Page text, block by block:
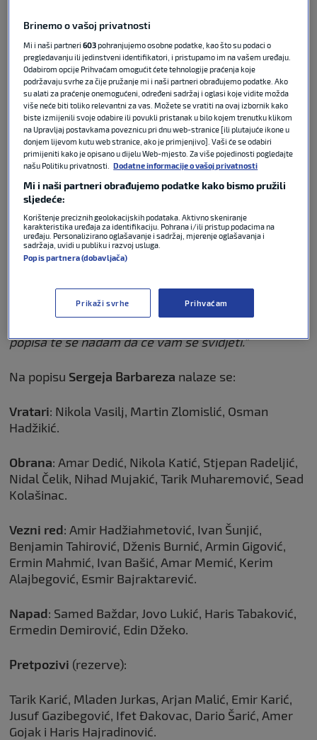
N1
Izbornik nogometne reprezentacije Bosne i
Hercegovine, Sergej Barbarez, objavio je popis
nogometaša na koje će računati na predstojećem
Svjetskom prvenstvu.
Prije same objave imena,Barbarezse obratio
medijima:
“Drago mi je što vas vidim, to je znak da se nešto
događa. Odabrali smo 26 nogometaša, uz
pretpozive. Bitno je da igrači budu svjesni situacije.
Pripreme ćemo početi s tih 26 igrača. Mnogo smo
razmišljali i u razgovorima s drugima zaključili da je
poslati kući i reći mu da nije među putnicima za SP,
zato smo ovu odluku donijeli odmah na početku.
popisa te se nadam da će vam se svidjeti.”
Na popisu Sergeja Barbareza nalaze se:
Vratari: Nikola Vasilj, Martin Zlomislić, Osman
Hadžikić.
Obrana: Amar Dedić, Nikola Katić, Stjepan Radeljić,
Nidal Čelik, Nihad Mujakić, Tarik Muharemović, Sead
Kolašinac.
Vezni red: Amir Hadžiahmetović, Ivan Šunjić,
Benjamin Tahirović, Dženis Burnić, Armin Gigović,
Ermin Mahmić, Ivan Bašić, Amar Memić, Kerim
Alajbegović, Esmir Bajraktarević.
Napad: Samed Baždar, Jovo Lukić, Haris Tabaković,
Ermedin Demirović, Edin Džeko.
Pretpozivi (rezerve):
Tarik Karić, Mladen Jurkas, Arjan Malić, Emir Karić,
Jusuf Gazibegović, Ifet Đakovac, Dario Šarić, Amer
Gojak i Haris Hajradinović.
Brinemo o vašoj privatnosti
Mi i naši partneri603pohranjujemo osobne podatke, kao što su podaci o
pregledavanju ili jedinstveni identifikatori, i pristupamo im na vašem uređaju.
Odabirom opcije Prihvaćam omogućit ćete tehnologije praćenja koje
podržavaju svrhe za čije pružanje mi i naši partneri obrađujemo podatke. Ako
su alati za praćenje onemogućeni, određeni sadržaj i oglasi koje vidite možda
više neće biti toliko relevantni za vas. Možete se vratiti na ovaj izbornik kako
biste izmijenili svoje odabire ili povukli pristanak u bilo kojem trenutku klikom
na Upravljaj postavkama poveznicu pri dnu web-stranice [ili plutajuće ikone u
donjem lijevom kutu web stranice, ako je primjenjivo]. Vaši će se odabiri
primijeniti kako je opisano u dijelu Web-mjesto. Za više pojedinosti pogledajte
našu Politiku privatnosti.
Dodatne informacije o vašoj privatnosti
Mi i naši partneri obrađujemo podatke kako bismo pružili
sljedeće:
Korištenje preciznih geolokacijskih podataka. Aktivno skeniranje
karakteristika uređaja za identifikaciju. Pohrana i/ili pristup podacima na
uređaju. Personalizirano oglašavanje i sadržaj, mjerenje oglašavanja i
sadržaja, uvidi u publiku i razvoj usluga.
Popis partnera (dobavljača)
Prikaži svrhe Prihvaćam